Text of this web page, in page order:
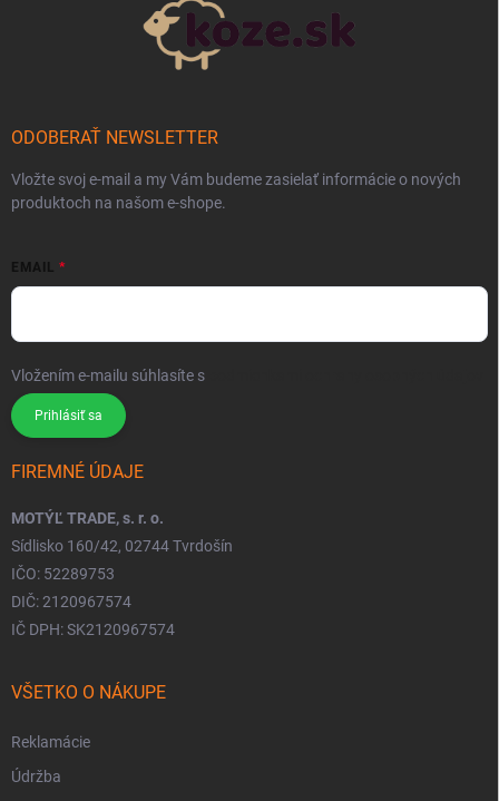
ODOBERAŤ NEWSLETTER
Vložte svoj e-mail a my Vám budeme zasielať informácie o nových
produktoch na našom e-shope.
EMAIL
Vložením e-mailu súhlasíte s
Prihlásiť sa
FIREMNÉ ÚDAJE
MOTÝĽ TRADE, s. r. o.
Sídlisko 160/42, 02744 Tvrdošín
IČO: 52289753
DIČ: 2120967574
IČ DPH: SK2120967574
VŠETKO O NÁKUPE
Reklamácie
Údržba